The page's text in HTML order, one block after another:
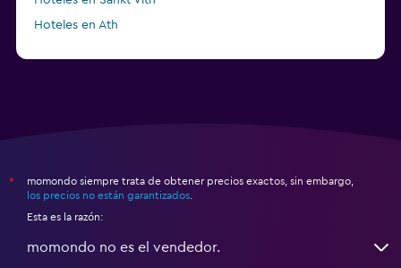
Hoteles en Ath
*
momondo siempre trata de obtener precios exactos, sin embargo,
los precios no están garantizados
Esta es la razón:
momondo no es el vendedor.